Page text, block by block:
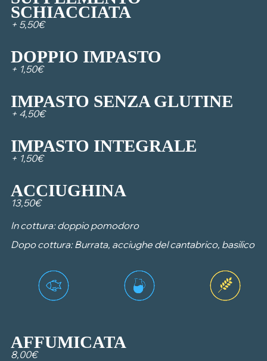
SCHIACCIATA
+ 5,50€
DOPPIO IMPASTO
+ 1,50€
IMPASTO SENZA GLUTINE
+ 4,50€
IMPASTO INTEGRALE
+ 1,50€
ACCIUGHINA
13,50€
In cottura: doppio pomodoro
Dopo cottura: Burrata, acciughe del cantabrico, basilico
AFFUMICATA
8,00€